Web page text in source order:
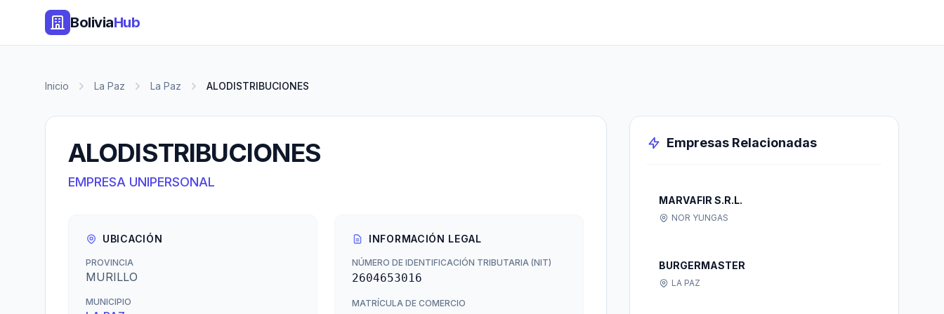
BoliviaHub
Inicio La Paz La Paz ALODISTRIBUCIONES
ALODISTRIBUCIONES
EMPRESA UNIPERSONAL
UBICACIÓN
PROVINCIA
MURILLO
MUNICIPIO
INFORMACIÓN LEGAL
NÚMERO DE IDENTIFICACIÓN TRIBUTARIA (NIT)
2604653016
MATRÍCULA DE COMERCIO
Empresas Relacionadas
MARVAFIR S.R.L.
NOR YUNGAS
BURGERMASTER
LA PAZ